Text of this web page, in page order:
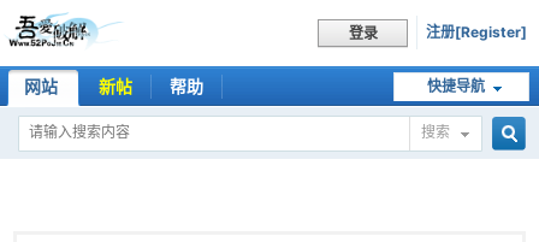
登录 注册[Register]
快捷导航
网站 新帖 帮助
搜索